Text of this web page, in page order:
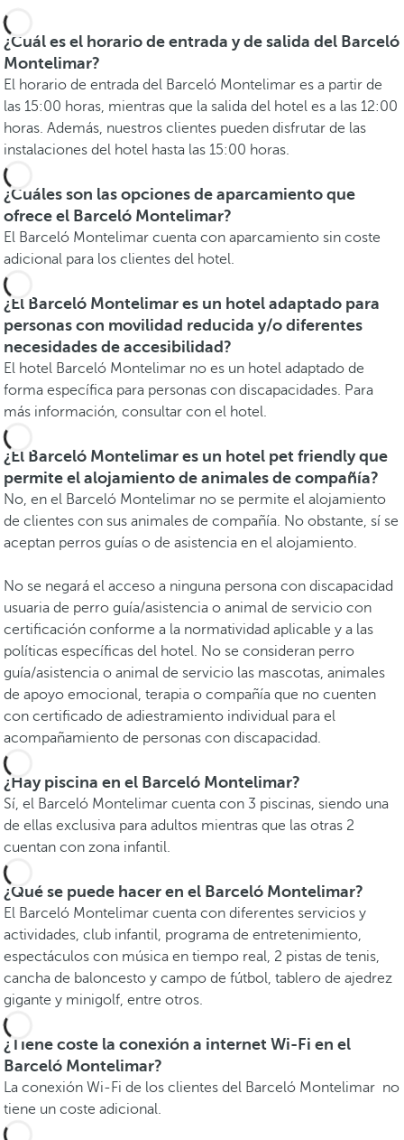
¿Cuál es el horario de entrada y de salida del Barceló
Montelimar?
El horario de entrada del Barceló Montelimar es a partir de
las 15:00 horas, mientras que la salida del hotel es a las 12:00
horas. Además, nuestros clientes pueden disfrutar de las
instalaciones del hotel hasta las 15:00 horas.
¿Cuáles son las opciones de aparcamiento que
ofrece el Barceló Montelimar?
El Barceló Montelimar cuenta con aparcamiento sin coste
adicional para los clientes del hotel.
¿El Barceló Montelimar es un hotel adaptado para
personas con movilidad reducida y/o diferentes
necesidades de accesibilidad?
El hotel Barceló Montelimar no es un hotel adaptado de
forma específica para personas con discapacidades. Para
más información, consultar con el hotel.
¿El Barceló Montelimar es un hotel pet friendly que
permite el alojamiento de animales de compañía?
No, en el Barceló Montelimar no se permite el alojamiento
de clientes con sus animales de compañía. No obstante, sí se
aceptan perros guías o de asistencia en el alojamiento.
No se negará el acceso a ninguna persona con discapacidad
usuaria de perro guía/asistencia o animal de servicio con
certificación conforme a la normatividad aplicable y a las
políticas específicas del hotel. No se consideran perro
guía/asistencia o animal de servicio las mascotas, animales
de apoyo emocional, terapia o compañía que no cuenten
con certificado de adiestramiento individual para el
acompañamiento de personas con discapacidad.
¿Hay piscina en el Barceló Montelimar?
Sí, el Barceló Montelimar cuenta con 3 piscinas, siendo una
de ellas exclusiva para adultos mientras que las otras 2
cuentan con zona infantil.
¿Qué se puede hacer en el Barceló Montelimar?
El Barceló Montelimar cuenta con diferentes servicios y
actividades, club infantil, programa de entretenimiento,
espectáculos con música en tiempo real, 2 pistas de tenis,
cancha de baloncesto y campo de fútbol, tablero de ajedrez
gigante y minigolf, entre otros.
¿Tiene coste la conexión a internet Wi-Fi en el
Barceló Montelimar?
La conexión Wi-Fi de los clientes del Barceló Montelimar no
tiene un coste adicional.